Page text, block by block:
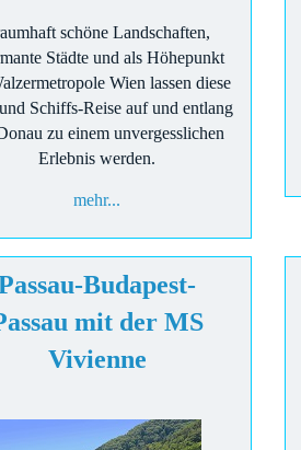
schöne Landschaften,
Städte und als Höhepunkt
Wien lassen diese
Schiffs-Reise auf und entlang
zu einem unvergesslichen
Erlebnis werden.
mehr...
Budapest-
mit der MS
Vivienne